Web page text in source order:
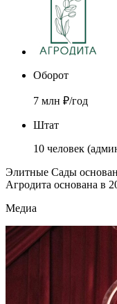
Оборот
7 млн ₽/год
Штат
10 человек
Элитные Сады
Агродита основана в
Медиа